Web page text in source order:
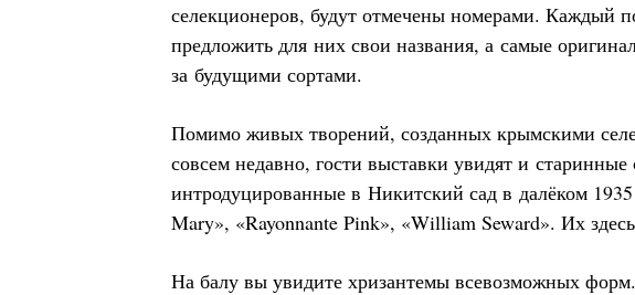
селекционеров, будут отмечены номерами. Каждый
предложить для них свои названия, а самые
за будущими сортами.
Помимо живых творений, созданных крымскими
совсем недавно, гости выставки увидят и старинные
интродуцированные в Никитский сад в далёком 1935
Mary», «Rayonnante Pink», «William Seward». Их
На балу вы увидите хризантемы всевозможных